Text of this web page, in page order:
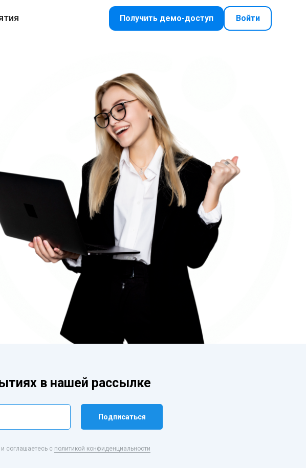
Получить демо-доступ Войти
Подписаться
соглашаетесь с политикой конфиденциальности
в нашей рассылке